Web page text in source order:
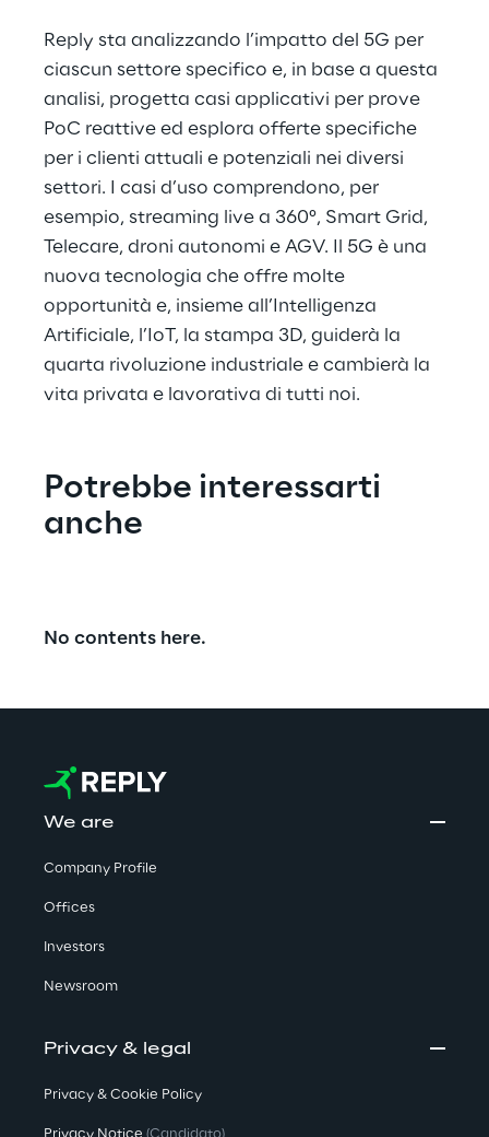
Reply sta analizzando l’impatto del 5G per
ciascun settore specifico e, in base a questa
analisi, progetta casi applicativi per prove
PoC reattive ed esplora offerte specifiche
per i clienti attuali e potenziali nei diversi
settori. I casi d’uso comprendono, per
esempio, streaming live a 360°, Smart Grid,
Telecare, droni autonomi e AGV. Il 5G è una
nuova tecnologia che offre molte
opportunità e, insieme all’Intelligenza
Artificiale, l’IoT, la stampa 3D, guiderà la
quarta rivoluzione industriale e cambierà la
vita privata e lavorativa di tutti noi.
Potrebbe interessarti
anche
No contents here.
We are
Company Profile
Offices
Investors
Newsroom
Privacy & legal
Privacy & Cookie Policy